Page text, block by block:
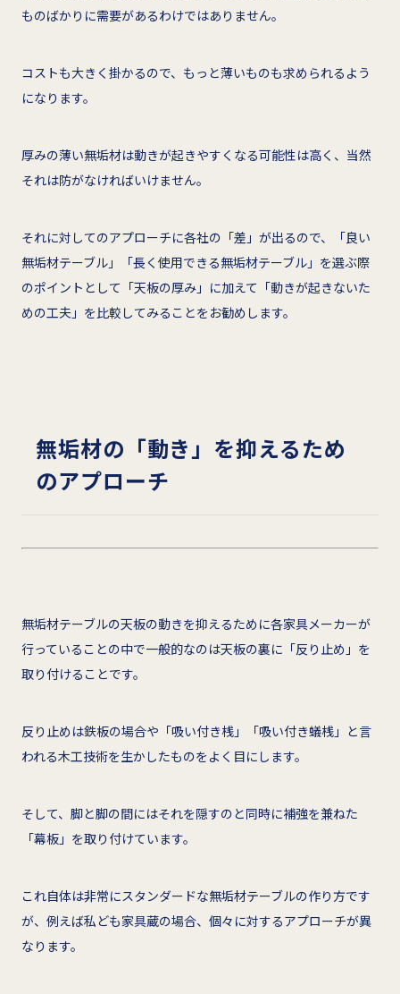
ものばかりに需要があるわけではありません。
コストも大きく掛かるので、もっと薄いものも求められるよう
になります。
厚みの薄い無垢材は動きが起きやすくなる可能性は高く、当然
それは防がなければいけません。
それに対してのアプローチに各社の「差」が出るので、「良い
無垢材テーブル」「長く使用できる無垢材テーブル」を選ぶ際
のポイントとして「天板の厚み」に加えて「動きが起きないた
めの工夫」を比較してみることをお勧めします。
無垢材の「動き」を抑えるため
のアプローチ
無垢材テーブルの天板の動きを抑えるために各家具メーカーが
行っていることの中で一般的なのは天板の裏に「反り止め」を
取り付けることです。
反り止めは鉄板の場合や「吸い付き桟」「吸い付き蟻桟」と言
われる木工技術を生かしたものをよく目にします。
そして、脚と脚の間にはそれを隠すのと同時に補強を兼ねた
「幕板」を取り付けています。
これ自体は非常にスタンダードな無垢材テーブルの作り方です
が、例えば私ども家具蔵の場合、個々に対するアプローチが異
なります。